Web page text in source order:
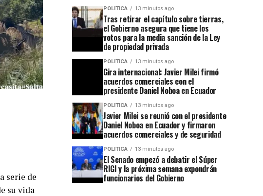
serie de
su vida
POLITICA 13 minutos ago
Tras retirar el capítulo sobre tierras,
el Gobierno asegura que tiene los
votos para la media sanción de la Ley
de propiedad privada
POLITICA 13 minutos ago
Gira internacional: Javier Milei firmó
acuerdos comerciales con el
presidente Daniel Noboa en Ecuador
POLITICA 13 minutos ago
Javier Milei se reunió con el presidente
Daniel Noboa en Ecuador y firmaron
acuerdos comerciales y de seguridad
POLITICA 13 minutos ago
El Senado empezó a debatir el Súper
RIGI y la próxima semana expondrán
funcionarios del Gobierno